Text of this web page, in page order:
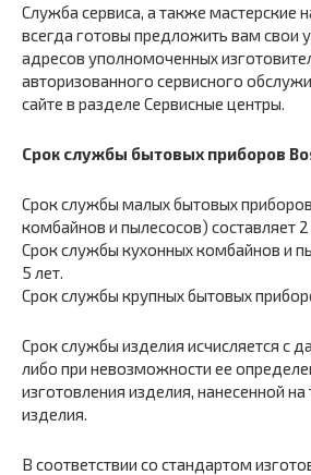
Служба сервиса, а также мастерские
всегда готовы предложить вам свои
адресов уполномоченных
авторизованного сервисного
сайте в разделе Сервисные центры.
Срок службы бытовых приборов
Срок службы малых бытовых
комбайнов и пылесосов) составляет
Срок службы кухонных комбайнов и
5 лет.
Срок службы крупных бытовых
Срок службы изделия исчисляется с
либо при невозможности ее
изготовления изделия, нанесенной
изделия.
В соответствии со стандартом